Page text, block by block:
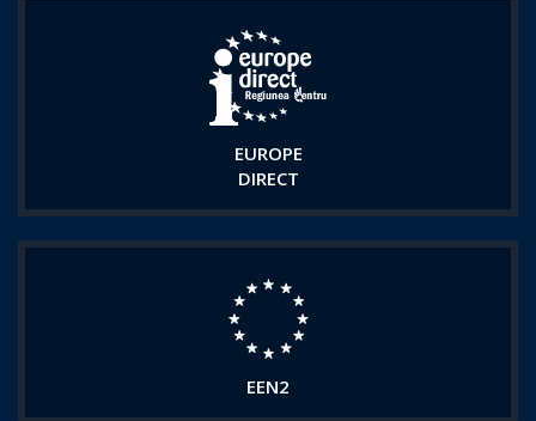
EUROPE
DIRECT
EEN2